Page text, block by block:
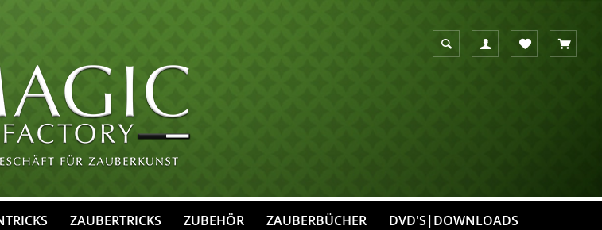
Suche anzeigen
ZAUBERTRICKS ZUBEHÖR ZAUBERBÜCHER DVD'S|DOWNLOADS